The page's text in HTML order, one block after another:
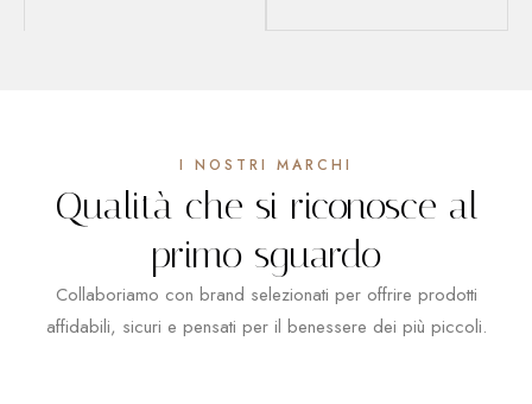
I NOSTRI MARCHI
Qualità che si riconosce al
primo sguardo
Collaboriamo con brand selezionati per offrire prodotti
affidabili, sicuri e pensati per il benessere dei più piccoli.